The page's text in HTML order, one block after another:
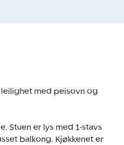
leilighet med peisovn og
Stuen er lys med 1-stavs
balkong. Kjøkkenet er